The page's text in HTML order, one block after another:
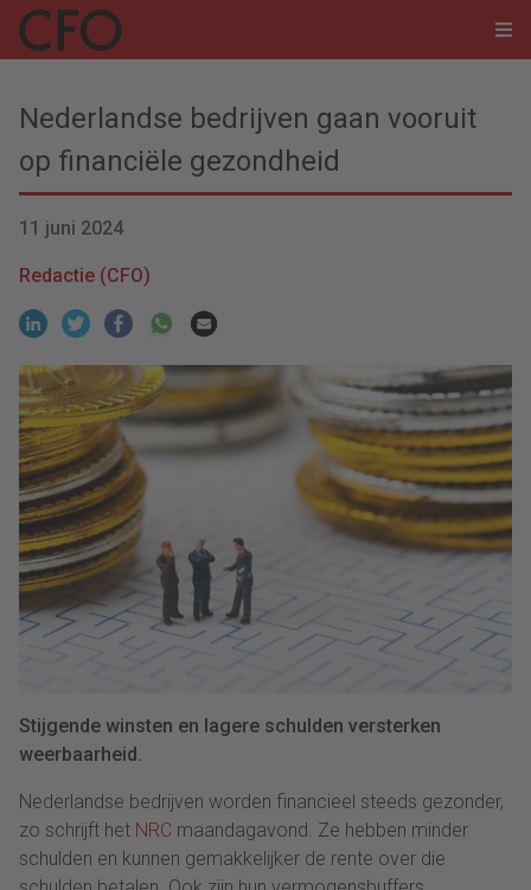
Nederlandse bedrijven gaan vooruit
op financiële gezondheid
11 juni 2024
Redactie (CFO)
Stijgende winsten en lagere schulden versterken
weerbaarheid.
Nederlandse bedrijven worden financieel steeds gezonder,
zo schrijft het NRC maandagavond. Ze hebben minder
schulden en kunnen gemakkelijker de rente over die